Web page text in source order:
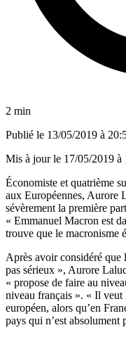
2 min
Publié le 13/05/2019 à
Mis à jour le 17/05/2019 à
Économiste et quatrième
aux Européennes, Aurore
sévèrement la première
« Emmanuel Macron est
trouve que le macronisme
Après avoir considéré
pas sérieux », Aurore
« propose de faire au
niveau français ». « Il veut
européen, alors qu’en
pays qui n’est absolument